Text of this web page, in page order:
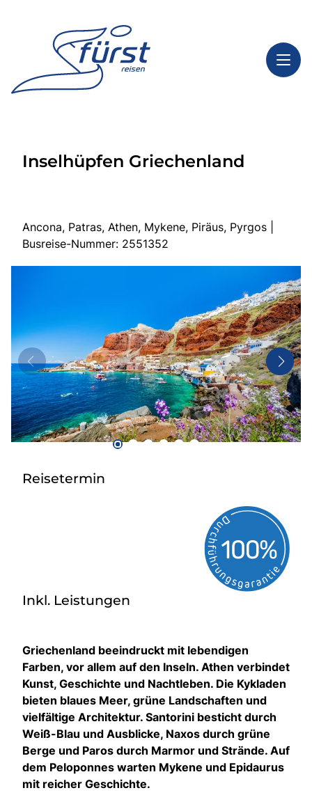
Highlights
Mehrtagesfahrten
Reisebüros
Bus mieten
Kataloge
Kontakt
Inselhüpfen Griechenland
Ancona, Patras, Athen, Mykene, Piräus, Pyrgos |
Busreise-Nummer: 2551352
Reisetermin
Inkl. Leistungen
Griechenland beeindruckt mit lebendigen
Farben, vor allem auf den Inseln. Athen verbindet
Kunst, Geschichte und Nachtleben. Die Kykladen
bieten blaues Meer, grüne Landschaften und
vielfältige Architektur. Santorini besticht durch
Weiß-Blau und Ausblicke, Naxos durch grüne
Berge und Paros durch Marmor und Strände. Auf
dem Peloponnes warten Mykene und Epidaurus
mit reicher Geschichte.